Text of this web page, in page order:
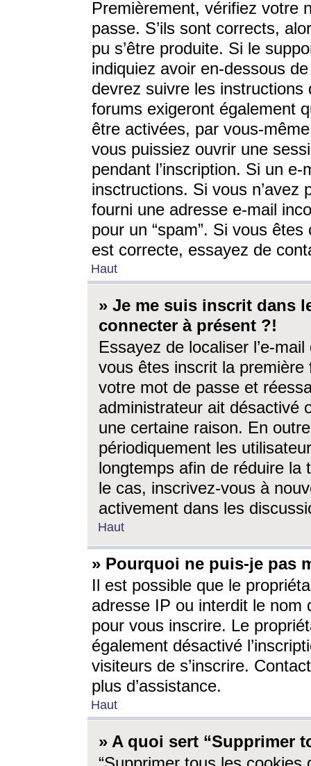
Premièrement, vérifiez votre
passe. S’ils sont corrects,
pu s’être produite. Si le
indiquiez avoir en-dessous
devrez suivre les
forums exigeront également
être activées, par vous-
vous puissiez ouvrir une
pendant l’inscription. Si un
insctructions. Si vous n’avez
fourni une adresse e-mail
pour un “spam”. Si vous
est correcte, essayez de
Haut
» Je me suis inscrit dans
connecter à présent ?!
Essayez de localiser l’e-
vous êtes inscrit la première
votre mot de passe et
administrateur ait désactivé
une certaine raison. En
périodiquement les
longtemps afin de réduire la
le cas, inscrivez-vous à
activement dans les
Haut
» Pourquoi ne puis-je pas
Il est possible que le
adresse IP ou interdit le nom
pour vous inscrire. Le
également désactivé
visiteurs de s’inscrire.
plus d’assistance.
Haut
» A quoi sert “Supprimer